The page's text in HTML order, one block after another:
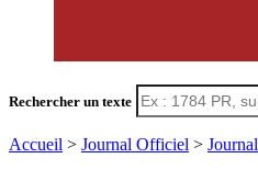
Rechercher un texte
Accueil > Journal Officiel >